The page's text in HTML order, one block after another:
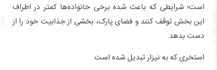
است؛ شرایطی که باعث شده برخی خانواده‌ها کمتر در اطراف
این بخش توقف کنند و فضای پارک، بخشی از جذابیت خود را از
دست بدهد.
استخری که به نیزار تبدیل شده است